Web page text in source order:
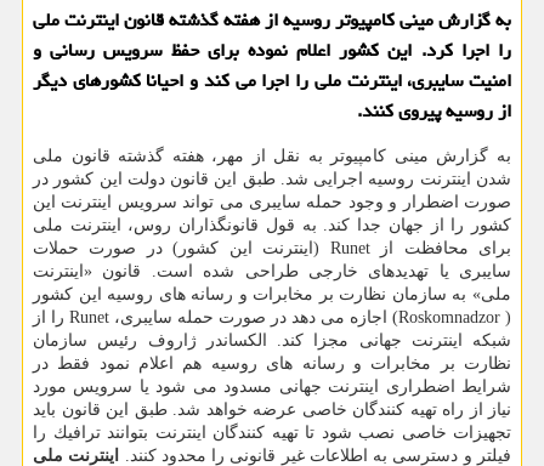
به گزارش مینی كامپیوتر روسیه از هفته گذشته قانون اینترنت ملی
را اجرا كرد. این كشور اعلام نموده برای حفظ سرویس رسانی و
امنیت سایبری، اینترنت ملی را اجرا می كند و احیانا كشورهای دیگر
از روسیه پیروی كنند.
به گزارش مینی كامپیوتر به نقل از مهر، هفته گذشته قانون ملی
شدن اینترنت روسیه اجرایی شد. طبق این قانون دولت این كشور در
صورت اضطرار و وجود حمله سایبری می تواند سرویس اینترنت این
كشور را از جهان جدا كند. به قول قانونگذاران روس، اینترنت ملی
برای محافظت از Runet (اینترنت این كشور) در صورت حملات
سایبری یا تهدیدهای خارجی طراحی شده است. قانون «اینترنت
ملی» به سازمان نظارت بر مخابرات و رسانه های روسیه این كشور
( Roskomnadzor) اجازه می دهد در صورت حمله سایبری، Runet را از
شبكه اینترنت جهانی مجزا كند. الكساندر ژاروف رئیس سازمان
نظارت بر مخابرات و رسانه های روسیه هم اعلام نمود فقط در
شرایط اضطراری اینترنت جهانی مسدود می شود یا سرویس مورد
نیاز از راه تهیه كنندگان خاصی عرضه خواهد شد. طبق این قانون باید
تجهیزات خاصی نصب شود تا تهیه كنندگان اینترنت بتوانند ترافیك را
فیلتر و دسترسی به اطلاعات غیر قانونی را محدود كنند.
اینترنت ملی